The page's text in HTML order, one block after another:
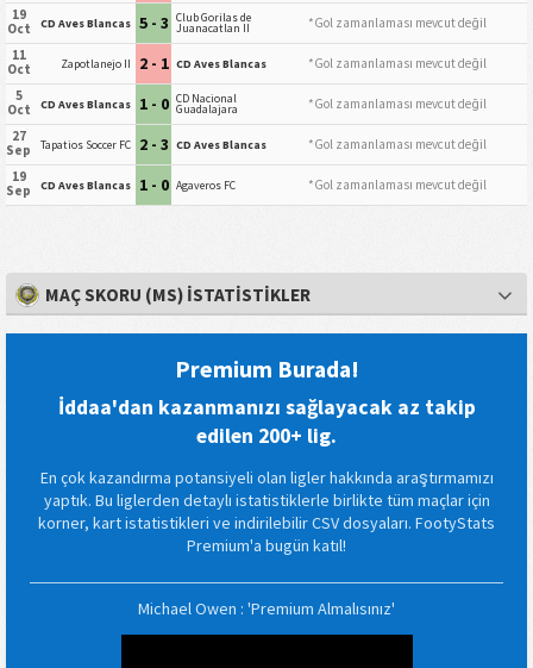
19
Oct
CD Aves Blancas 5 - 3 Club Gorilas de
Juanacatlan II
*Gol zamanlaması mevcut değil
11
Oct
Zapotlanejo II 2 - 1 CD Aves Blancas
*Gol zamanlaması mevcut değil
5
Oct
CD Aves Blancas 1 - 0 CD Nacional
Guadalajara
*Gol zamanlaması mevcut değil
27
Sep
Tapatios Soccer FC 2 - 3 CD Aves Blancas
*Gol zamanlaması mevcut değil
19
Sep
CD Aves Blancas 1 - 0 Agaveros FC *Gol zamanlaması mevcut değil
MAÇ SKORU (MS) İSTATISTIKLER
Premium Burada!
İddaa'dan kazanmanızı sağlayacak az takip
edilen 200+ lig.
En çok kazandırma potansiyeli olan ligler hakkında araştırmamızı
yaptık. Bu liglerden detaylı istatistiklerle birlikte tüm maçlar için
korner, kart istatistikleri ve indirilebilir CSV dosyaları. FootyStats
Premium'a bugün katıl!
Michael Owen : 'Premium Almalısınız'